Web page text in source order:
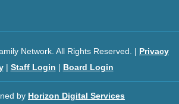
Network. All Rights Reserved. | Privacy
| Staff Login | Board Login
by Horizon Digital Services